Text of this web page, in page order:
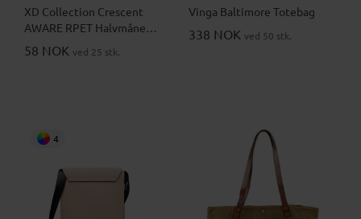
XD Collection Crescent
AWARE RPET Halvmåne
Slynge
58 NOK ved 25 stk.
Vinga Baltimore Totebag
338 NOK ved 50 stk.
4